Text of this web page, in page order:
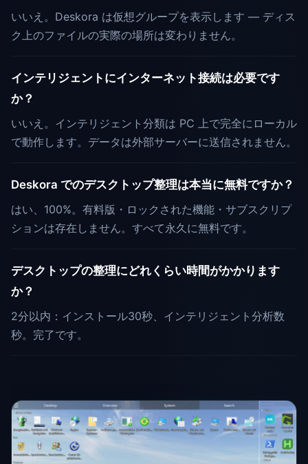
いいえ。Deskora は仮想グループを表示します — ディス
ク上のファイルの実際の場所は変わりません。
インテリジェントにインターネット接続は必要です
か？
いいえ。インテリジェント分類は PC 上で完全にローカル
で動作します。データは外部サーバーに送信されません。
Deskora でのデスクトップ整理は本当に無料ですか？
はい、100%。有料版・ロックされた機能・サブスクリプ
ションは存在しません。すべて永久に無料です。
デスクトップの整理にどれくらい時間がかかります
か？
2分以内：インストール30秒、インテリジェント分析数
秒。完了です。